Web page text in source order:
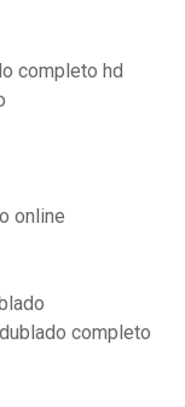
completo hd
online
completo